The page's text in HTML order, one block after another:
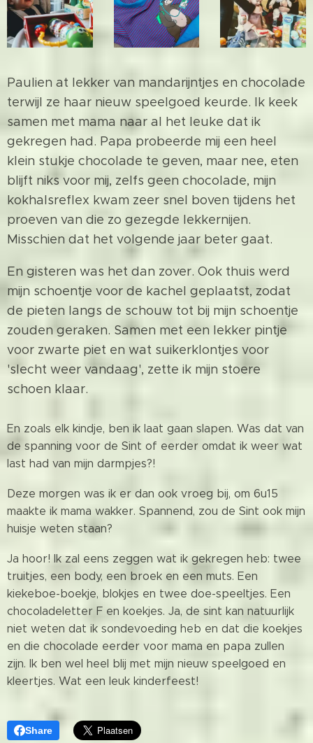
Paulien at lekker van mandarijntjes en chocolade
terwijl ze haar nieuw speelgoed keurde. Ik keek
samen met mama naar al het leuke dat ik
gekregen had. Papa probeerde mij een heel
klein stukje chocolade te geven, maar nee, eten
blijft niks voor mij, zelfs geen chocolade, mijn
kokhalsreflex kwam zeer snel boven tijdens het
proeven van die zo gezegde lekkernijen.
Misschien dat het volgende jaar beter gaat.
En gisteren was het dan zover. Ook thuis werd
mijn schoentje voor de kachel geplaatst, zodat
de pieten langs de schouw tot bij mijn schoentje
zouden geraken. Samen met een lekker pintje
voor zwarte piet en wat suikerklontjes voor
'slecht weer vandaag', zette ik mijn stoere
schoen klaar.
En zoals elk kindje, ben ik laat gaan slapen. Was dat van
de spanning voor de Sint of eerder omdat ik weer wat
last had van mijn darmpjes?!
Deze morgen was ik er dan ook vroeg bij, om 6u15
maakte ik mama wakker. Spannend, zou de Sint ook mijn
huisje weten staan?
Ja hoor! Ik zal eens zeggen wat ik gekregen heb: twee
truitjes, een body, een broek en een muts. Een
kiekeboe-boekje, blokjes en twee doe-speeltjes. Een
chocoladeletter F en koekjes. Ja, de sint kan natuurlijk
niet weten dat ik sondevoeding heb en dat die koekjes
en die chocolade eerder voor mama en papa zullen
zijn. Ik ben wel heel blij met mijn nieuw speelgoed en
kleertjes. Wat een leuk kinderfeest!
Share